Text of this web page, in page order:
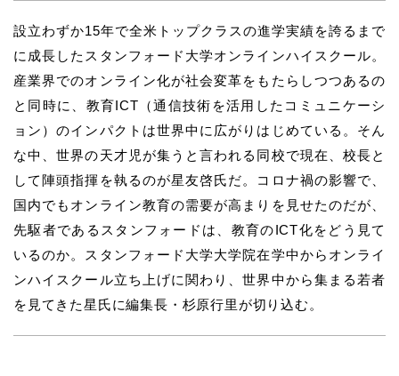
設立わずか15年で全米トップクラスの進学実績を誇るまで
に成長したスタンフォード大学オンラインハイスクール。
産業界でのオンライン化が社会変革をもたらしつつあるの
と同時に、教育ICT（通信技術を活用したコミュニケーシ
ョン）のインパクトは世界中に広がりはじめている。そん
な中、世界の天才児が集うと言われる同校で現在、校長と
して陣頭指揮を執るのが星友啓氏だ。コロナ禍の影響で、
国内でもオンライン教育の需要が高まりを見せたのだが、
先駆者であるスタンフォードは、教育のICT化をどう見て
いるのか。スタンフォード大学大学院在学中からオンライ
ンハイスクール立ち上げに関わり、世界中から集まる若者
を見てきた星氏に編集長・杉原行里が切り込む。